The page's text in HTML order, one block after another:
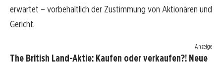
erwartet – vorbehaltlich der Zustimmung von Aktionären und
Gericht.
Anzeige
The British Land-Aktie: Kaufen oder verkaufen?! Neue